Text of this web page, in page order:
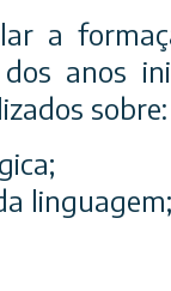
a
anos
sobre:
linguagem;